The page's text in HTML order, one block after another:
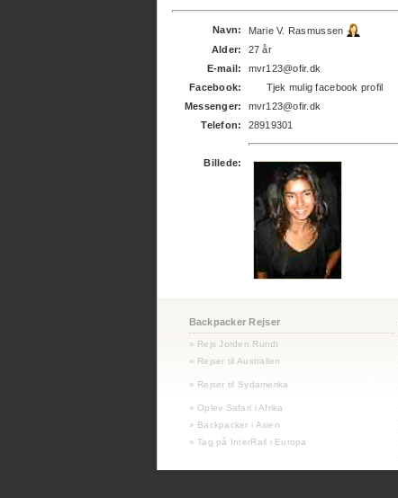
Navn:
Marie V. Rasmussen
Alder:
27 år
E-mail:
mvr123@ofir.dk
Facebook:
Tjek mulig facebook profil
Messenger:
mvr123@ofir.dk
Telefon:
28919301
Billede:
Backpacker Rejser
» Rejs Jorden Rundt
» Rejser til Australien
» Rejser til Sydamerika
» Oplev Safari i Afrika
» Backpacker i Asien
» Tag på InterRail i Europa